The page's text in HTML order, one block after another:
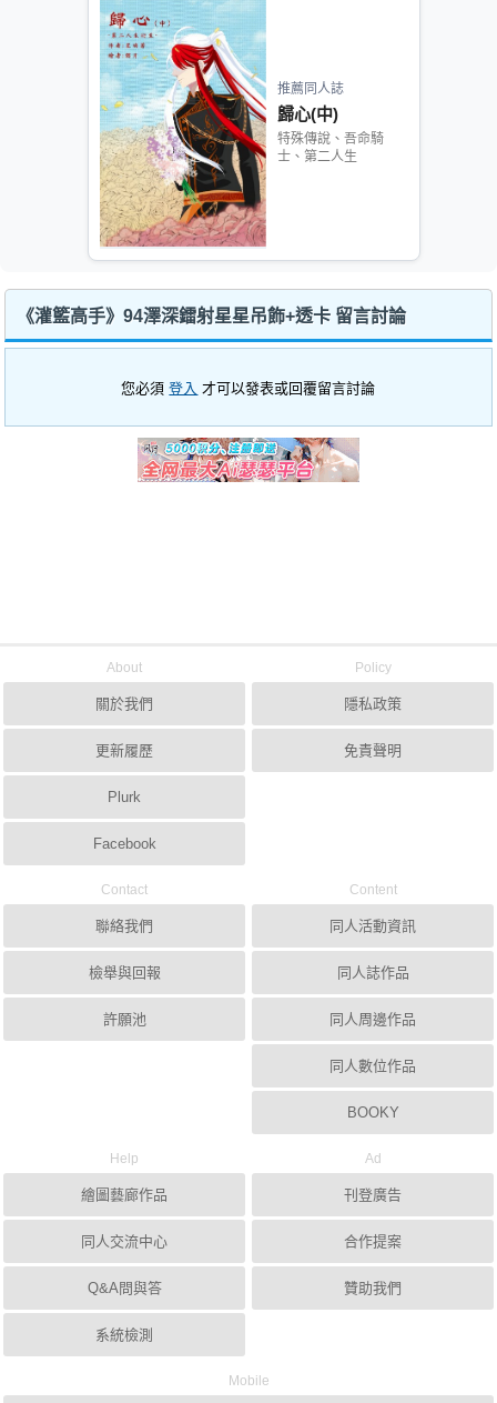
推薦同人誌
歸心(中)
特殊傳說、吾命騎
士、第二人生
《灌籃高手》94澤深鐳射星星吊飾+透卡 留言討論
您必須登入 才可以發表或回覆留言討論
About
關於我們
更新履歷
Plurk
Facebook
Policy
隱私政策
免責聲明
Contact
聯絡我們
檢舉與回報
許願池
Content
同人活動資訊
同人誌作品
同人周邊作品
同人數位作品
BOOKY
Help
繪圖藝廊作品
同人交流中心
Q&A問與答
系統檢測
Ad
刊登廣告
合作提案
贊助我們
Mobile